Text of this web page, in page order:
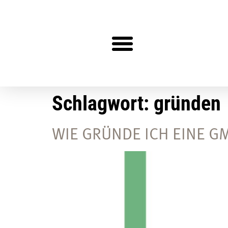
Schlagwort: gründen
WIE GRÜNDE ICH EINE